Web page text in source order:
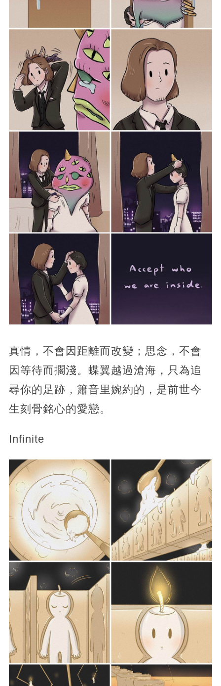
真情，不會因距離而改變；思念，不會
因等待而擱淺。蝶翼越過滄海，只為追
尋你的足跡，簫音里婉約的，是前世今
生刻骨銘心的愛戀。
Infinite